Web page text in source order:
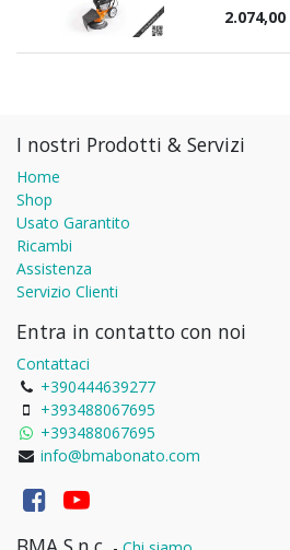
2.074,00
I nostri Prodotti & Servizi
Home
Shop
Usato Garantito
Ricambi
Assistenza
Servizio Clienti
Entra in contatto con noi
Contattaci
+390444639277
+393488067695
+393488067695
info@bmabonato.com